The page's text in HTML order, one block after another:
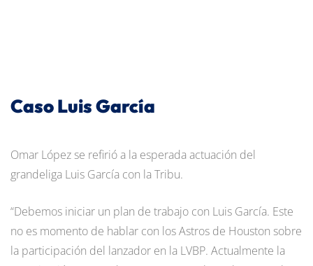
Caso Luis García
Omar López se refirió a la esperada actuación del
grandeliga Luis García con la Tribu.
“Debemos iniciar un plan de trabajo con Luis García. Este
no es momento de hablar con los Astros de Houston sobre
la participación del lanzador en la LVBP. Actualmente la